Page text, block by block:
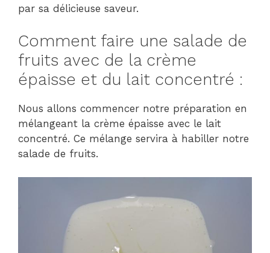
par sa délicieuse saveur.
Comment faire une salade de
fruits avec de la crème
épaisse et du lait concentré :
Nous allons commencer notre préparation en
mélangeant la crème épaisse avec le lait
concentré. Ce mélange servira à habiller notre
salade de fruits.